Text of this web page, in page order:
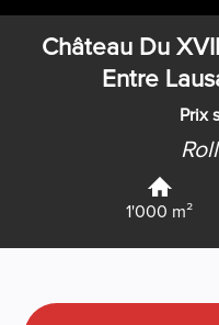
Château Du
Entre
Prix
1'000 m²